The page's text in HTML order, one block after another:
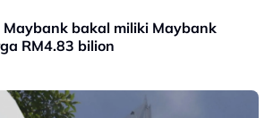
Maybank bakal miliki Maybank
RM4.83 bilion